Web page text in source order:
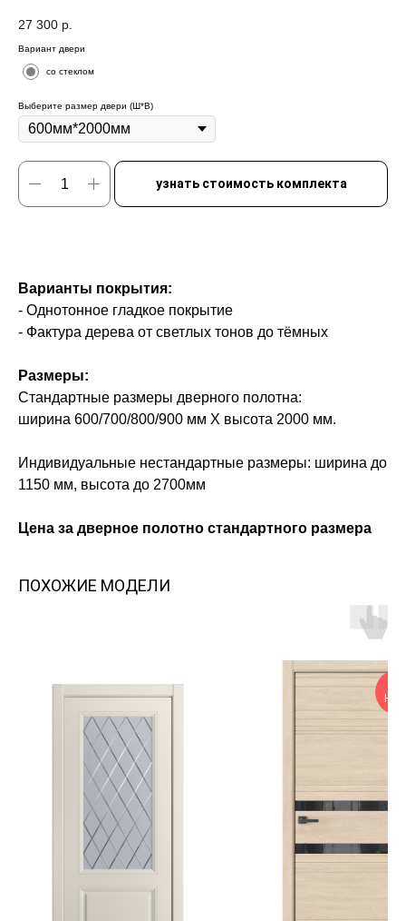
27 300 р.
Вариант двери
со стеклом
Выберите размер двери (Ш*В)
узнать стоимость комплекта
Варианты покрытия:
- Однотонное гладкое покрытие
- Фактура дерева от светлых тонов до тёмных
Размеры:
Стандартные размеры дверного полотна:
ширина 600/700/800/900 мм Х высота 2000 мм.
Индивидуальные нестандартные размеры: ширина до
1150 мм, высота до 2700мм
Цена за дверное полотно стандартного размера
ПОХОЖИЕ МОДЕЛИ